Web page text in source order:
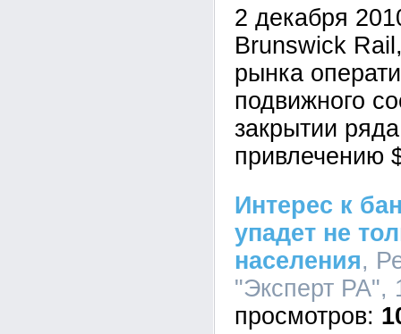
2 декабря
Brunswick
рынка
подвижного
закрытии
привлечению
Интерес к
упадет не
населения,
"Эксперт РА",